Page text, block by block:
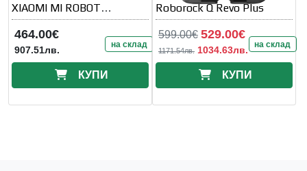
XIAOMI MI ROBOT
VACUUM X10+ PLUS
464.00€
907.51лв. на склад
КУПИ
Roborock Q Revo Plus
599.00€ 529.00€
1171.54лв. 1034.63лв. на склад
КУПИ